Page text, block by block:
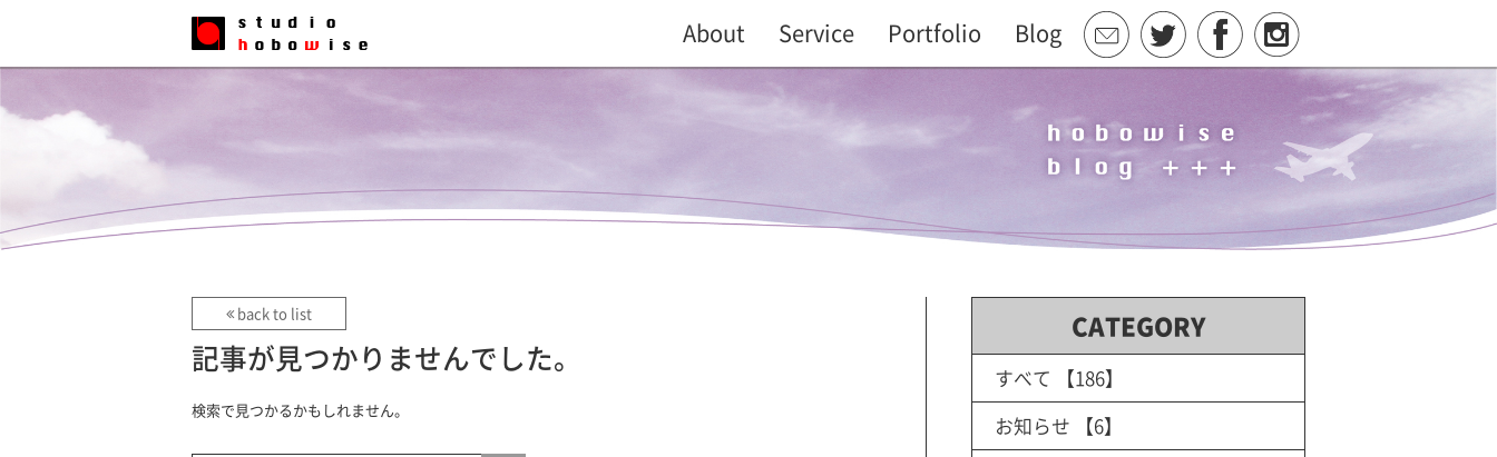
About Service Portfolio Blog
back to list
記事が見つかりませんでした。
検索で見つかるかもしれません。
CATEGORY
すべて 【186】
お知らせ 【6】